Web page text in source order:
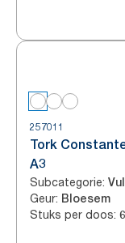
257011
Tork
A3
Subcategorie:
Geur: Bloesem
Stuks per doos: 6